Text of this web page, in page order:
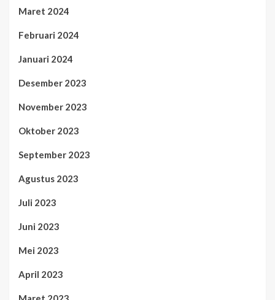
Maret 2024
Februari 2024
Januari 2024
Desember 2023
November 2023
Oktober 2023
September 2023
Agustus 2023
Juli 2023
Juni 2023
Mei 2023
April 2023